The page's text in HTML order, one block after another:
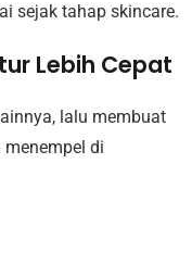
sejak tahap skincare.
Lebih Cepat
lalu membuat
di